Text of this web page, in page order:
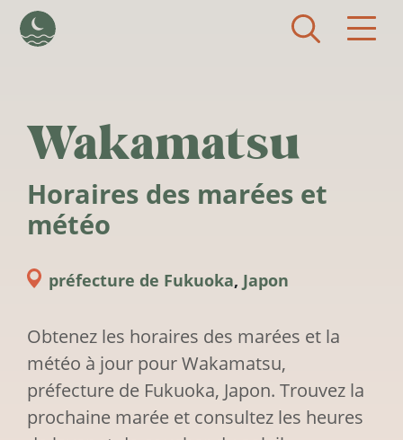
Wakamatsu
Horaires des marées et
météo
préfecture de Fukuoka, Japon
Obtenez les horaires des marées et la
météo à jour pour Wakamatsu,
préfecture de Fukuoka, Japon. Trouvez la
prochaine marée et consultez les heures